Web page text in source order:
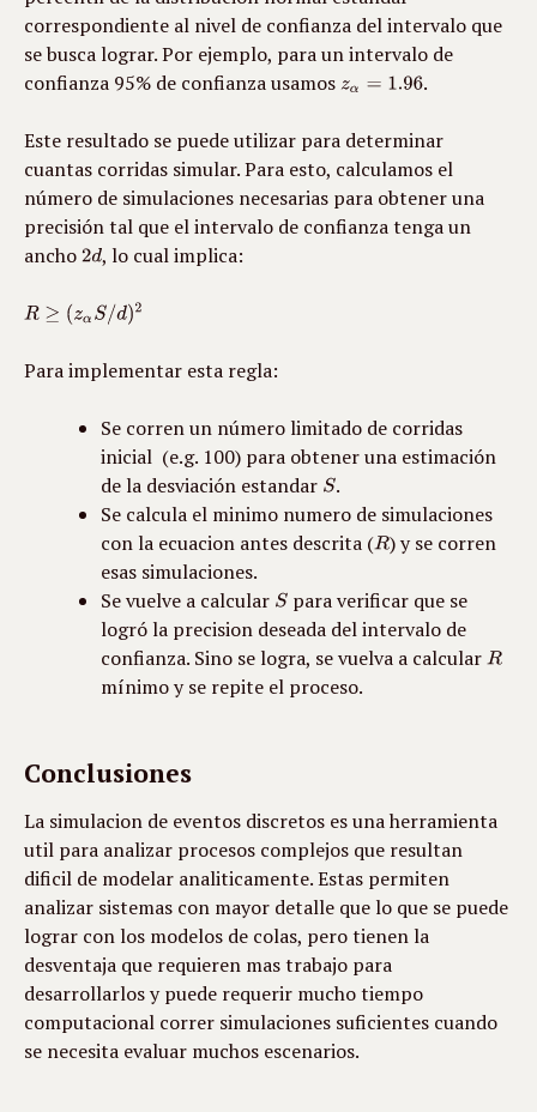
correspondiente al nivel de confianza del intervalo que
se busca lograr. Por ejemplo, para un intervalo de
confianza 95% de confianza usamos
.
Este resultado se puede utilizar para determinar
cuantas corridas simular. Para esto, calculamos el
número de simulaciones necesarias para obtener una
precisión tal que el intervalo de confianza tenga un
ancho
, lo cual implica:
Para implementar esta regla:
Se corren un número limitado de corridas
inicial  (e.g. 100) para obtener una estimación
de la desviación estandar
.
Se calcula el minimo numero de simulaciones
con la ecuacion antes descrita ( ) y se corren
esas simulaciones.
Se vuelve a calcular
para verificar que se
logró la precision deseada del intervalo de
confianza. Sino se logra, se vuelva a calcular
mínimo y se repite el proceso.
Conclusiones
La simulacion de eventos discretos es una herramienta
util para analizar procesos complejos que resultan
dificil de modelar analiticamente. Estas permiten
analizar sistemas con mayor detalle que lo que se puede
lograr con los modelos de colas, pero tienen la
desventaja que requieren mas trabajo para
desarrollarlos y puede requerir mucho tiempo
computacional correr simulaciones suficientes cuando
se necesita evaluar muchos escenarios.